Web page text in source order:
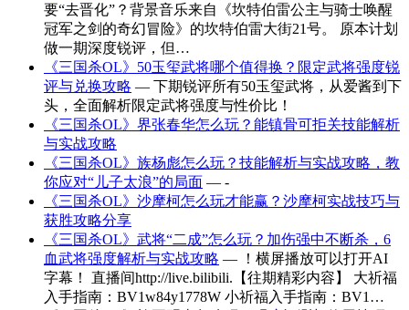
要“去晋化”？背景音乐来自《坎特伯雷公主与骑士唤醒
冠军之剑的奇幻冒险》的坎特伯雷大街21号。 原本计划
做一期深度锐评，但…
《三国杀OL》50玉玺武将哪个值得换？限定武将强度锐
评与兑换攻略 — 下期锐评所有50玉玺武将，从爱酱到下
头，全面解析限定武将强度与性价比！
《三国杀OL》界张春华怎么玩？能镇骨可拒关技能解析
与实战攻略
《三国杀OL》族杨彪怎么玩？技能解析与实战攻略，教
你应对“儿子太浪”的局面 — -
《三国杀OL》沙摩柯怎么玩才能赢？沙摩柯实战技巧与
获胜攻略分享
《三国杀OL》武将“二成”怎么玩？加伤强中不断杀，6
血武将强度解析与实战攻略 — ！横屏播放可以打开AI
字幕！ 直播间http://live.bilibili.【往期精彩内容】 大祈福
入手指南：BV1w84y1778W 小祈福入手指南：BV1…